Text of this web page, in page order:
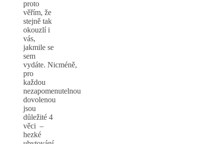
proto
věřím, že
stejně tak
okouzlí i
vás,
jakmile se
sem
vydáte. Nicméně,
pro
každou
nezapomenutelnou
dovolenou
jsou
důležité 4
věci –
hezké